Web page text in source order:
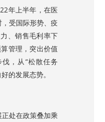
年上半年，在医
受国际形势、疫
、销售毛利率下
管理，突出价值
，从“松散任务
的发展态势。
处在政策叠加乘